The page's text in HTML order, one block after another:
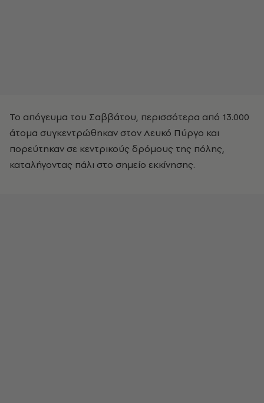
Το απόγευμα του Σαββάτου, περισσότερα από 13.000
άτομα συγκεντρώθηκαν στον Λευκό Πύργο και
πορεύτηκαν σε κεντρικούς δρόμους της πόλης,
καταλήγοντας πάλι στο σημείο εκκίνησης.